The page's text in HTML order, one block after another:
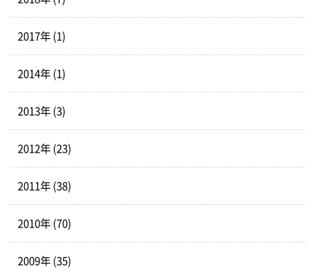
2017年 (1)
2014年 (1)
2013年 (3)
2012年 (23)
2011年 (38)
2010年 (70)
2009年 (35)